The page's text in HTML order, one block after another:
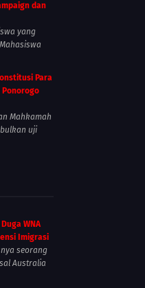
dan
yang
Para
Ponorogo
Mahkamah
uji
WNA
Imigrasi
seorang
Australia